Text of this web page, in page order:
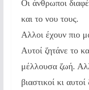
Οι άνθρωποι
και το νου τους.
Αλλοι έχουν πιο
Αυτοί ζητάνε το
μέλλουσα ζωή.
βιαστικοί κι